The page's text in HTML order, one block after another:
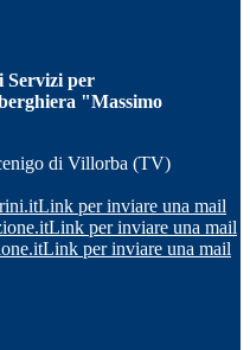
Servizi per
"Massimo
di Villorba (TV)
Link per inviare una mail
Link per inviare una mail
Link per inviare una mail